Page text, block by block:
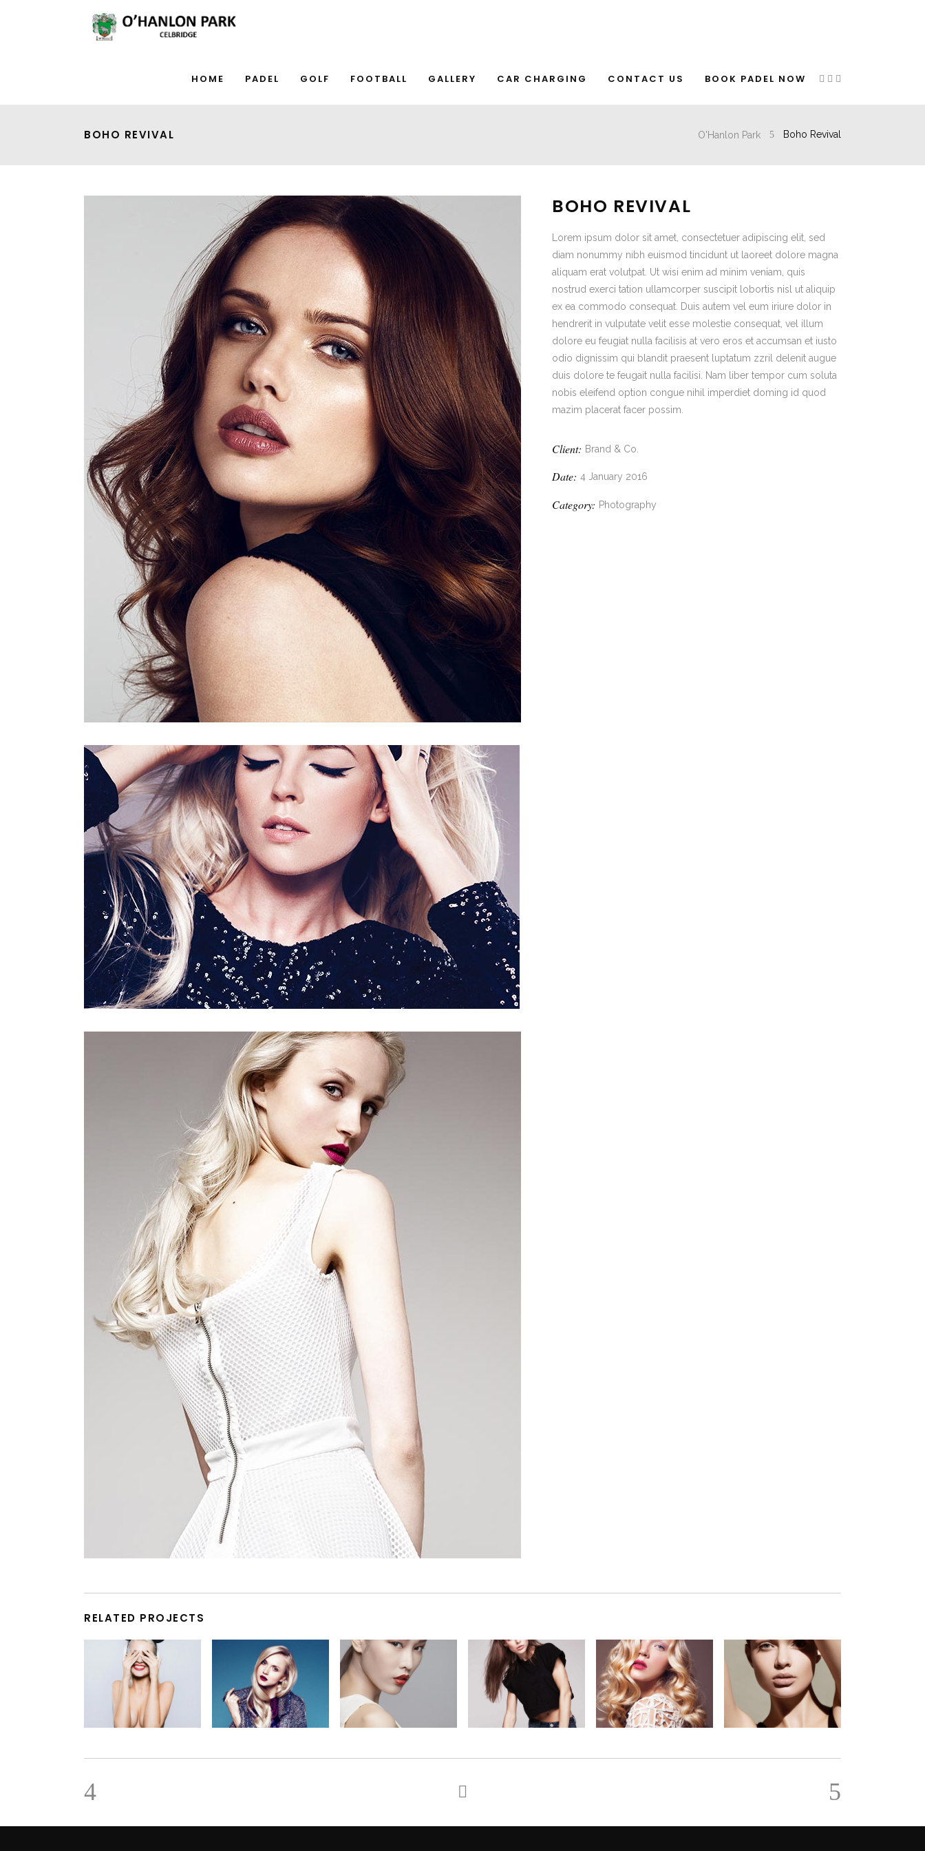
HOME PADEL GOLF FOOTBALL GALLERY CAR CHARGING CONTACT US BOOK PADEL NOW
BOHO REVIVAL O'Hanlon Park Boho Revival
BOHO REVIVAL
Lorem ipsum dolor sit amet, consectetuer adipiscing elit, sed
diam nonummy nibh euismod tincidunt ut laoreet dolore magna
aliquam erat volutpat. Ut wisi enim ad minim veniam, quis
nostrud exerci tation ullamcorper suscipit lobortis nisl ut aliquip
ex ea commodo consequat. Duis autem vel eum iriure dolor in
hendrerit in vulputate velit esse molestie consequat, vel illum
dolore eu feugiat nulla facilisis at vero eros et accumsan et iusto
odio dignissim qui blandit praesent luptatum zzril delenit augue
duis dolore te feugait nulla facilisi. Nam liber tempor cum soluta
nobis eleifend option congue nihil imperdiet doming id quod
mazim placerat facer possim.
Client: Brand & Co.
Date: 4 January 2016
Category: Photography
RELATED PROJECTS